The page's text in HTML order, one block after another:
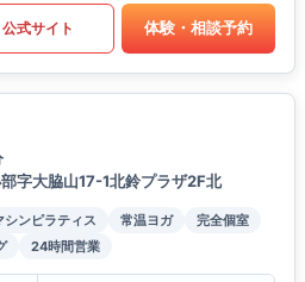
公式サイト 体験・相談予約
字大脇山17-1北鈴プラザ2F北
シンピラティス 常温ヨガ
完全個室
24時間営業